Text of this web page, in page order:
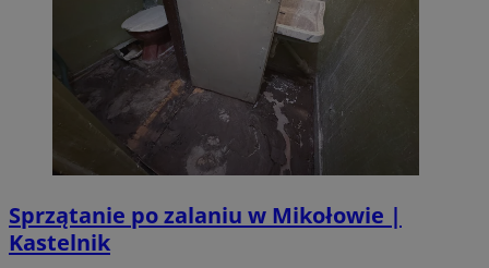
Sprzątanie po zalaniu w Mikołowie |
Kastelnik